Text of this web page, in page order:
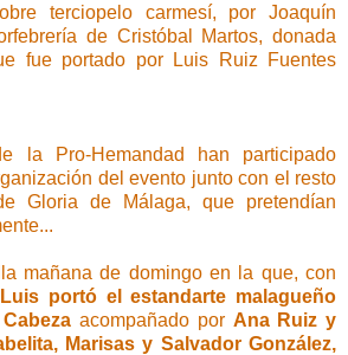
terciopelo carmesí, por Joaquín
de Cristóbal Martos, donada
fue portado por Luis Ruiz Fuentes
la Pro-Hemandad han participado
del evento junto con el resto
Gloria de Málaga, que pretendían
mañana de domingo en la que, con
Luis portó el estandarte malagueño
acompañado por Ana Ruiz y
Marisas y Salvador González,